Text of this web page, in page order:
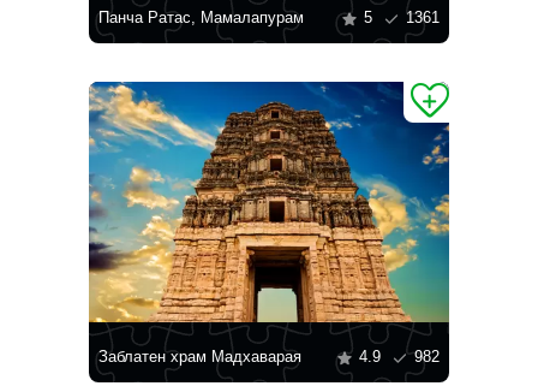
Панча Ратас, Мамалапурам 5 1361
Заблатен храм Мадхаварая 4.9 982